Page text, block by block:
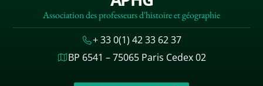
Association des professeurs d'histoire et géographie
+ 33 0(1) 42 33 62 37
BP 6541 – 75065 Paris Cedex 02